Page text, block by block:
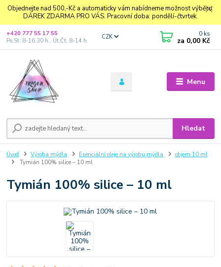
Objednejte nad 500,-Kč a automaticky vám nabídneme možnost výběru:
DÁREK ZDARMA PRO VÁS. Pracovní doba: pondělí-čtvrtek.
Menu
CZK
Hledat
+420 777 55 17 55
Po,St: 8-16.30 h., Út,Čt: 8-14 h.
0 ks
za 0,00 Kč
Úvod Výroba mýdla Esenciální oleje na výrobu mýdla
objem 10 ml
Tymián 100% silice – 10 ml
Tymián 100% silice – 10 ml